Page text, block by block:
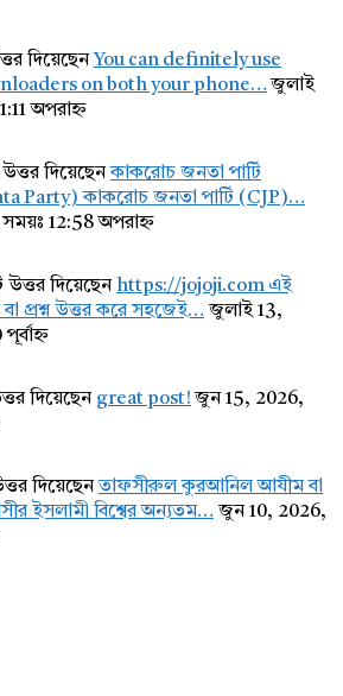
দিয়েছেন You can definitely use
on both your phone… জুলাই
অপরাহ্ন
দিয়েছেনকাকরোচ জনতা পার্টি
Party) কাকরোচ জনতা পার্টি (CJP)…
12:58 অপরাহ্ন
দিয়েছেন https://jojoji.com এই
প্রশ্ন উত্তর করে সহজেই… জুলাই 13,
দিয়েছেন great post! জুন 15, 2026,
দিয়েছেনতাফসীরুল কুরআনিল আযীম বা
ইসলামী বিশ্বের অন্যতম… জুন 10, 2026,